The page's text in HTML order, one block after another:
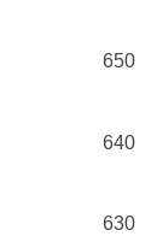
630
640
650